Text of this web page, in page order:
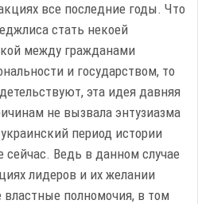
все последние годы. Что
стать некоей
между гражданами
и государством, то
эта идея давняя
не вызвала энтузиазма
период истории
сейчас. Ведь в данном случае
лидеров и их желании
полномочия, в том